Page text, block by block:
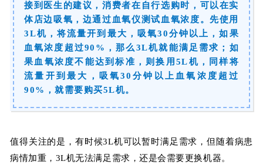
接到医生的建议，消费者在自行选购时，可以在实
体店边吸氧，边通过血氧仪测试血氧浓度。先使用
3L机，将流量开到最大，吸氧30分钟以上，如果
血氧浓度超过90%，那么3L机就能满足需求；如
果血氧浓度不能达到标准，则换用5L机，同样将
流量开到最大，吸氧30分钟以上血氧浓度超过
90%，就需要购买5L机。
值得关注的是，有时候3L机可以暂时满足需求，但随着病患
病情加重，3L机无法满足需求，还是会需要更换机器。